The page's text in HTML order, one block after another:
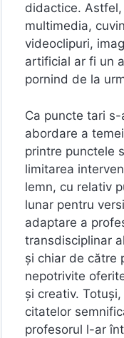
didactice.
multimedia,
videoclipuri,
artificial ar fi un
pornind de la
Ca puncte tari
abordare a
printre punctele
limitarea
lemn, cu relativ
lunar pentru
adaptare a
transdisciplinar
și chiar de către
nepotrivite
și creativ.
citatelor
profesorul l-ar